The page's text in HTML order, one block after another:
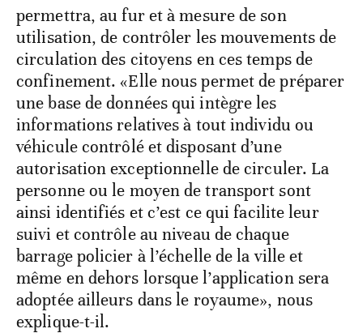
permettra, au fur et à mesure de son
utilisation, de contrôler les mouvements de
circulation des citoyens en ces temps de
confinement. «Elle nous permet de préparer
une base de données qui intègre les
informations relatives à tout individu ou
véhicule contrôlé et disposant d’une
autorisation exceptionnelle de circuler. La
personne ou le moyen de transport sont
ainsi identifiés et c’est ce qui facilite leur
suivi et contrôle au niveau de chaque
barrage policier à l’échelle de la ville et
même en dehors lorsque l’application sera
adoptée ailleurs dans le royaume», nous
explique-t-il.